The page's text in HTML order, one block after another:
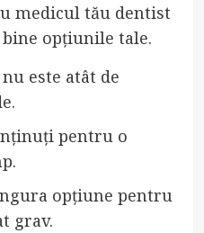
medicul tău dentist
opțiunile tale.
este atât de
pentru o
opțiune pentru
grav.